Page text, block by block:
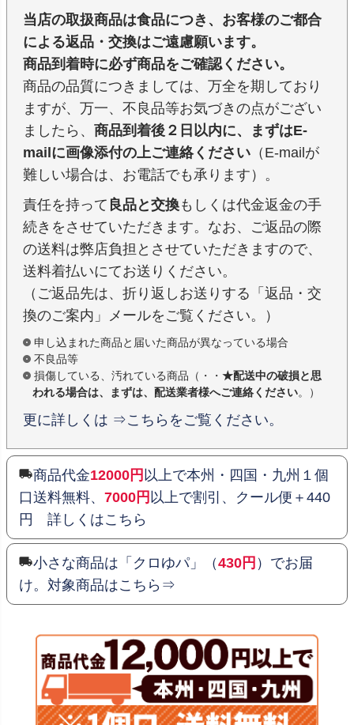
当店の取扱商品は食品につき、お客様のご都合
による返品・交換はご遠慮願います。
商品到着時に必ず商品をご確認ください。
商品の品質につきましては、万全を期しており
ますが、万一、不良品等お気づきの点がござい
ましたら、 商品到着後２日以内に、まずはE-
mailに画像添付の上ご連絡ください （E-mailが
難しい場合は、お電話でも承ります）。
責任を持って 良品と交換もしくは代金返金の手
続きをさせていただきます。なお、ご返品の際
の送料は弊店負担とさせていただきますので、
送料着払いにてお送りください。
（ご返品先は、折り返しお送りする「返品・交
換のご案内」メールをご覧ください。）
申し込まれた商品と届いた商品が異なっている場合
不良品等
損傷している、汚れている商品（・・ ★配送中の破損と思
われる場合は、まずは、配送業者様へご連絡ください。）
更に詳しくは ⇒こちらをご覧ください。
商品代金12000円 以上で本州・四国・九州１個
口送料無料、 7000円 以上で割引、クール便＋440
円 詳しくはこちら
小さな商品は「クロゆパ」（430円 ）でお届
け。対象商品はこちら⇒